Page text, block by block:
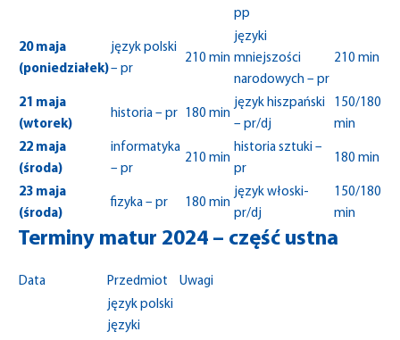
pp
20 maja
(poniedziałek)
język polski
– pr
210 min
języki
mniejszości
narodowych – pr
210 min
21 maja
(wtorek)
historia – pr 180 min
język hiszpański
– pr/dj
150/180
min
22 maja
(środa)
informatyka
– pr
210 min
historia sztuki –
pr
180 min
23 maja
(środa)
fizyka – pr 180 min
język włoski-
pr/dj
150/180
min
Terminy matur 2024 – część ustna
Data Przedmiot Uwagi
język polski
języki